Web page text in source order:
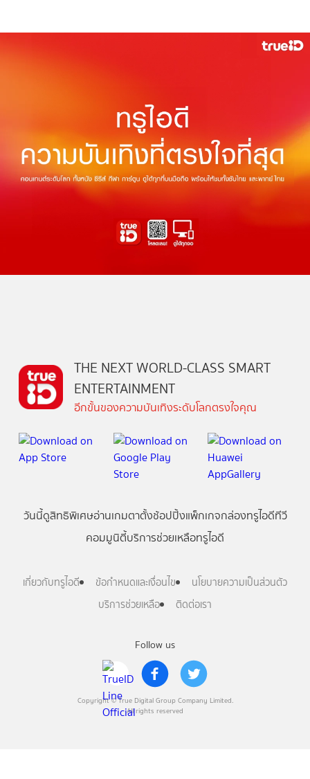
Follow us
Copyright © True Digital Group Company Limited.
All rights reserved
THE NEXT WORLD-CLASS SMART
ENTERTAINMENT
อีกขั้นของความบันเทิงระดับโลกตรงใจคุณ
วันนี้ดูสิทธิพิเศษอ่านเกมตาตั้งช้อปปิ้งแพ็กเกจกล่องทรูไอดีทีวี
คอมมูนิตี้บริการช่วยเหลือทรูไอดี
เกี่ยวกับทรูไอดี ข้อกำหนดและเงื่อนไข
นโยบายความเป็นส่วนตัว
บริการช่วยเหลือ
ติดต่อเรา